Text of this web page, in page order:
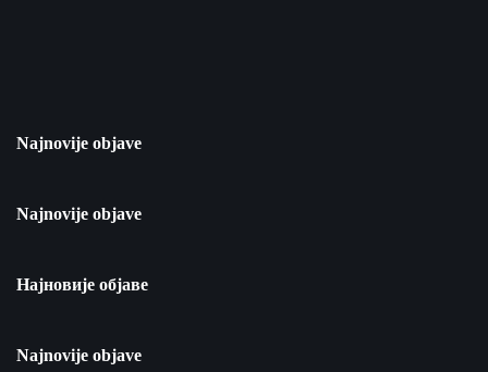
Najnovije objave
Najnovije objave
Најновије објаве
Najnovije objave